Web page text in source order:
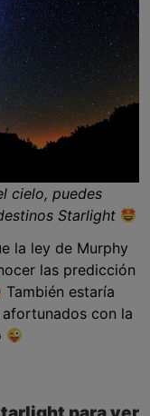
cielo, puedes
Starlight
la ley de Murphy
las predicción
También estaría
con la